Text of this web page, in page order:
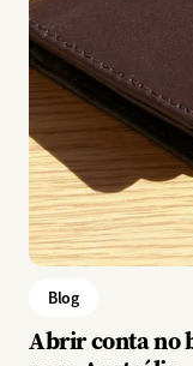
Blog
Abrir conta no